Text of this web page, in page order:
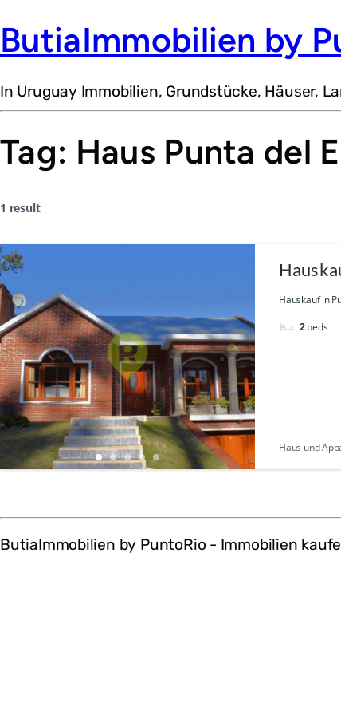
ButiaImmobilien by
In Uruguay Immobilien, Grundstücke, Häuser,
Tag: Haus Punta del
1 result
de
Hauskauf in
2 beds
Haus und
ButiaImmobilien by PuntoRio - Immobilien